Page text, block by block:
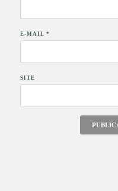
E-MAIL *
SITE